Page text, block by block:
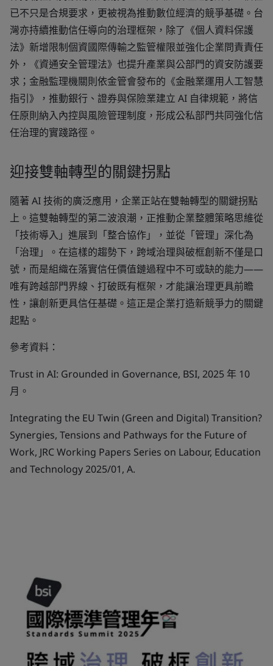
已不只是合規要求，更被視為推動數位經濟的競爭基礎。台
灣亦持續推動信任導向的治理框架，除了《個人資料保護
法》新增限制個資國際傳輸之監管權限並強化企業問責責任
外，《資通安全管理法》也提升產業與公部門的資安防護要
求；金融監理機關則依金管會發布的《金融業運用人工智慧
指引》，推動銀行、證券與保險業建立 AI 自律規範，將信
任原則納入內控與風險管理制度，形成公私部門共同強化信
任治理的實踐路徑。
迎接雙軸轉型的關鍵拐點
隨著 AI 技術的廣泛應用，企業正站在雙軸轉型的關鍵拐點
上。這雙軸轉型的第二波浪潮，正推動企業整體策略思維從
「技術導入」進展到「整合協作」，並從「管理」深化為
「治理」。在這樣的趨勢下，跨域治理與破框創新不僅是口
號，而是組織在落實信任價值鏈過程中不可或缺的能力——
唯有跨越部門界線、打破既有框架，才能讓治理更具前瞻
性，讓創新更具信任基礎。這正是企業打造新競爭力的關鍵
起點。
參考資料：
Trust in AI: Grounded in Governance, BSI, 2025 年 10
月。
Integrating the EU Twin (Green and Digital) Transition?
Synergies, Tensions and Pathways for the Future of
Work, JRC Working Papers Series on Labour, Education
and Technology 2025/01, A.